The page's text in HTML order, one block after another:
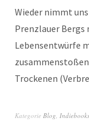
Wieder nimmt
Prenzlauer
Lebensentwürfe
Trockenen
Kategorie Blog, Indiebooks